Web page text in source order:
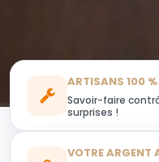
ARTISANS 100 %
Savoir-faire
surprises !
VOTRE ARGENT